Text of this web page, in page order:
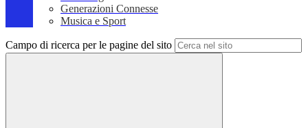
Generazioni Connesse
Musica e Sport
Campo di ricerca per le pagine del sito